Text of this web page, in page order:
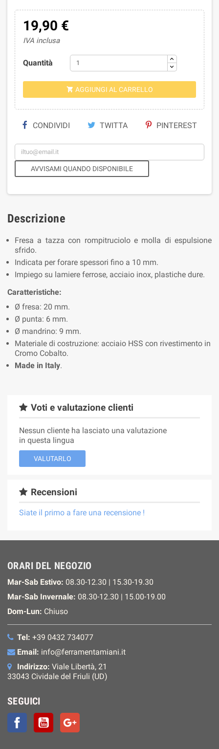
19,90 €
IVA inclusa
Quantità
 AGGIUNGI AL CARRELLO
CONDIVIDI TWITTA PINTEREST
AVVISAMI QUANDO DISPONIBILE
Descrizione
Fresa a tazza con rompitruciolo e molla di espulsione
sfrido.
Indicata per forare spessori fino a 10 mm.
Impiego su lamiere ferrose, acciaio inox, plastiche dure.
Caratteristiche:
Ø fresa: 20 mm.
Ø punta: 6 mm.
Ø mandrino: 9 mm.
Materiale di costruzione: acciaio HSS con rivestimento in
Cromo Cobalto.
Made in Italy.
Voti e valutazione clienti
Nessun cliente ha lasciato una valutazione
in questa lingua
VALUTARLO
Recensioni
Siate il primo a fare una recensione !
ORARI DEL NEGOZIO
Mar-Sab Estivo: 08.30-12.30 | 15.30-19.30
Mar-Sab Invernale: 08.30-12.30 | 15.00-19.00
Dom-Lun: Chiuso
Tel: +39 0432 734077
Email: info@ferramentamiani.it
Indirizzo: Viale Libertà, 21
33043 Cividale del Friuli (UD)
SEGUICI
FacebookYouTube